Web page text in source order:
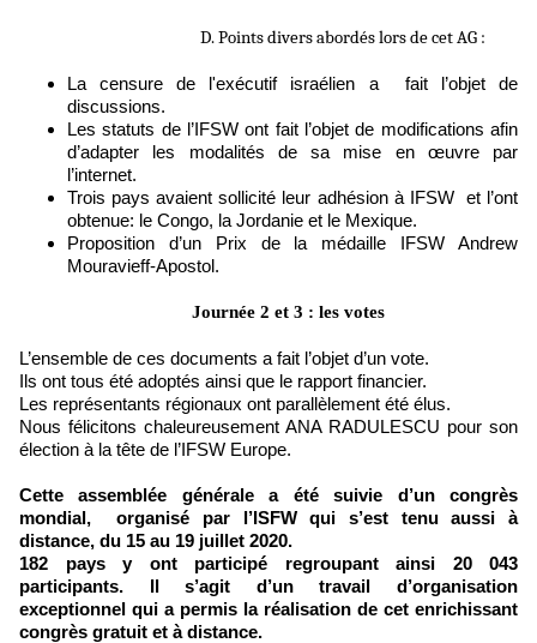
D. Points divers abordés lors de cet AG :
La censure de l'exécutif israélien a fait l’objet de
discussions.
Les statuts de l’IFSW ont fait l’objet de modifications afin
d’adapter les modalités de sa mise en œuvre par
l’internet.
Trois pays avaient sollicité leur adhésion à IFSW et l’ont
obtenue: le Congo, la Jordanie et le Mexique.
Proposition d’un Prix de la médaille IFSW Andrew
Mouravieff-Apostol.
Journée 2 et 3 : les votes
L’ensemble de ces documents a fait l’objet d’un vote.
Ils ont tous été adoptés ainsi que le rapport financier.
Les représentants régionaux ont parallèlement été élus.
Nous félicitons chaleureusement ANA RADULESCU pour son
élection à la tête de l’IFSW Europe.
Cette assemblée générale a été suivie d’un congrès
mondial, organisé par l’ISFW qui s’est tenu aussi à
distance, du 15 au 19 juillet 2020.
182 pays y ont participé regroupant ainsi 20 043
participants. Il s’agit d’un travail d’organisation
exceptionnel qui a permis la réalisation de cet enrichissant
congrès gratuit et à distance.